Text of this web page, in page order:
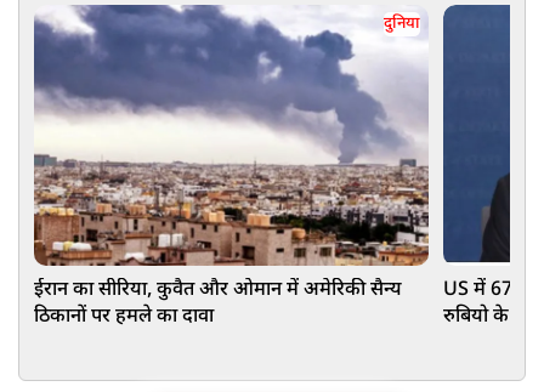
दुनिया
ईरान का सीरिया, कुवैत और ओमान में अमेरिकी सैन्य
ठिकानों पर हमले का दावा
US में 67
रुबियो के